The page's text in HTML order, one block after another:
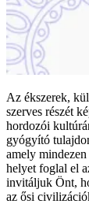
Az ékszerek,
szerves részét
hordozói
gyógyító
amely
helyet foglal el
invitáljuk Önt,
az ősi